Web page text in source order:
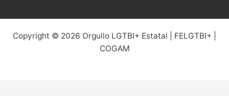
Copyright © 2026 Orgullo LGTBI+ Estatal | FELGTBI+ |
COGAM